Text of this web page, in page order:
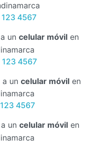
123 4567
un celular móvilen
123 4567
a un celular móvilen
4567
un celular móvilen